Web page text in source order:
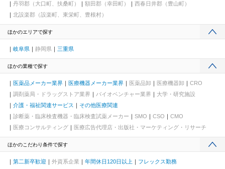
丹羽郡（大口町、扶桑町）
額田郡（幸田町）
西春日井郡（豊山町）
北設楽郡（設楽町、東栄町、豊根村）
ほかのエリアで探す
岐阜県 静岡県 三重県
ほかの業種で探す
医薬品メーカー業界 医療機器メーカー業界 医薬品卸 医療機器卸
CRO
調剤薬局・ドラッグストア業界
バイオベンチャー業界
大学・研究施設
介護・福祉関連サービス
その他医療関連
診断薬・臨床検査機器・臨床検査試薬メーカー
SMO CSO
CMO
医療コンサルティング
医療広告代理店・出版社・マーケティング・リサーチ
ほかのこだわり条件で探す
第二新卒歓迎 外資系企業 年間休日120日以上
フレックス勤務